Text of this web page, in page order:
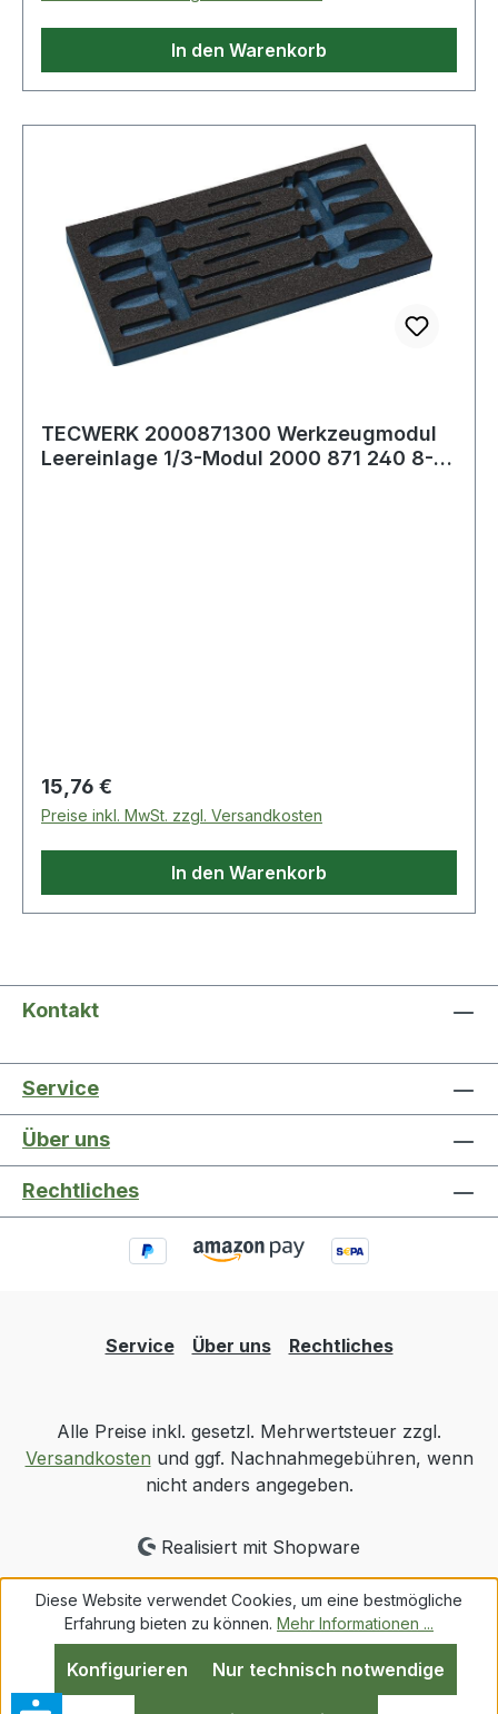
In den Warenkorb
TECWERK 2000871300 Werkzeugmodul
Leereinlage 1/3-Modul 2000 871 240 8-
Regulärer Preis:
15,76 €
Preise inkl. MwSt. zzgl. Versandkosten
In den Warenkorb
Kontakt
Service
Über uns
Rechtliches
Service Über uns Rechtliches
Alle Preise inkl. gesetzl. Mehrwertsteuer zzgl.
Versandkosten und ggf. Nachnahmegebühren, wenn
nicht anders angegeben.
Realisiert mit Shopware
Diese Website verwendet Cookies, um eine bestmögliche
Erfahrung bieten zu können. Mehr Informationen ...
Nur technisch notwendige
Konfigurieren